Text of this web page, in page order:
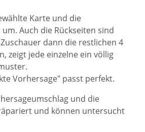
Karte und die
Auch die Rückseiten sind
dann die restlichen 4
zeigt jede einzelne ein völlig
Vorhersage" passt perfekt.
und die
und können untersucht